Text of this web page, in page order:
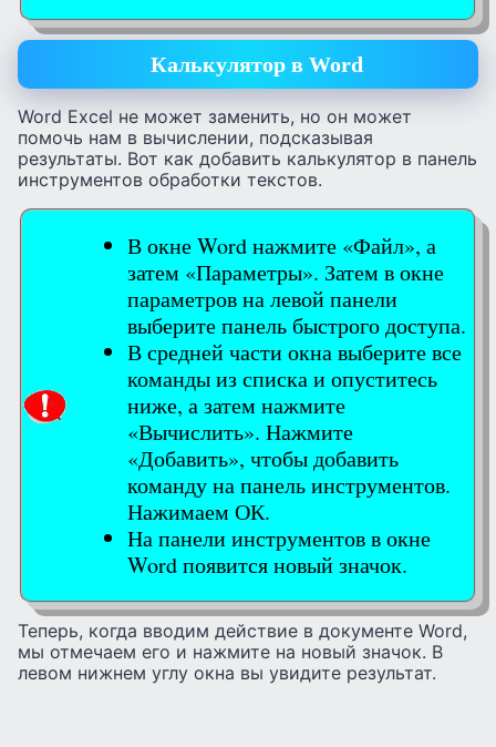
Калькулятор в Word
Word Excel не может заменить, но он может
помочь нам в вычислении, подсказывая
результаты. Вот как добавить калькулятор в панель
инструментов обработки текстов.
В окне Word нажмите «Файл», а
затем «Параметры». Затем в окне
параметров на левой панели
выберите панель быстрого доступа.
В средней части окна выберите все
команды из списка и опуститесь
ниже, а затем нажмите
«Вычислить». Нажмите
«Добавить», чтобы добавить
команду на панель инструментов.
Нажимаем ОК.
На панели инструментов в окне
Word появится новый значок.
Теперь, когда вводим действие в документе Word,
мы отмечаем его и нажмите на новый значок. В
левом нижнем углу окна вы увидите результат.